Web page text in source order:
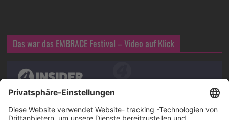
Das war das EMBRACE Festival – Video auf Klick